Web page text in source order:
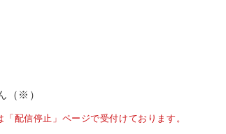
（※）
配信停止」ページで受付けております。